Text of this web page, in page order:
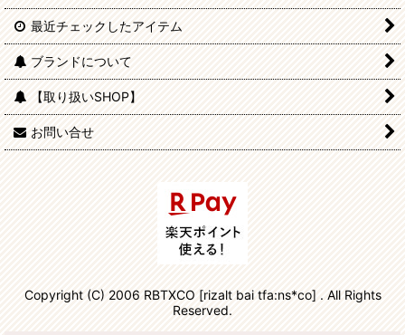
最近チェックしたアイテム
ブランドについて
【取り扱いSHOP】
お問い合せ
Copyright (C) 2006 RBTXCO [rizalt bai tfa:ns*co] . All Rights
Reserved.